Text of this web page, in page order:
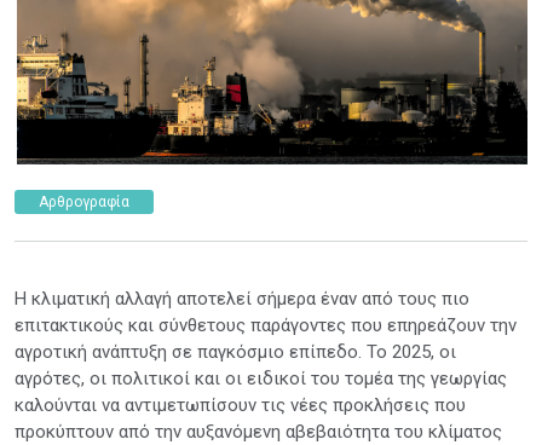
Αρθρογραφία
Η κλιματική αλλαγή αποτελεί σήμερα έναν από τους πιο
επιτακτικούς και σύνθετους παράγοντες που επηρεάζουν την
αγροτική ανάπτυξη σε παγκόσμιο επίπεδο. Το 2025, οι
αγρότες, οι πολιτικοί και οι ειδικοί του τομέα της γεωργίας
καλούνται να αντιμετωπίσουν τις νέες προκλήσεις που
προκύπτουν από την αυξανόμενη αβεβαιότητα του κλίματος